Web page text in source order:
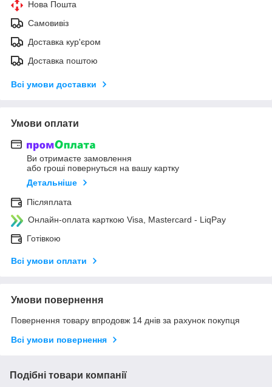
Нова Пошта
Самовивіз
Доставка кур'єром
Доставка поштою
Всі умови доставки
Умови оплати
Ви отримаєте замовлення
або гроші повернуться на вашу картку
Детальніше
Післяплата
Онлайн-оплата карткою Visa, Mastercard - LiqPay
Готівкою
Всі умови оплати
Умови повернення
Повернення товару впродовж 14 днів за рахунок покупця
Всі умови повернення
Подібні товари компанії